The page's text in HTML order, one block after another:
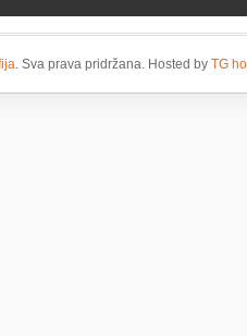
. Sva prava pridržana. Hosted by TG